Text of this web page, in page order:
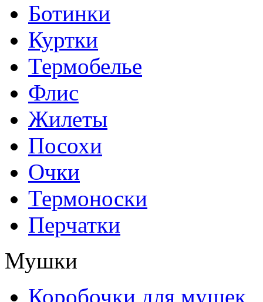
Ботинки
Куртки
Термобелье
Флис
Жилеты
Посохи
Очки
Термоноски
Перчатки
Мушки
Коробочки для мушек